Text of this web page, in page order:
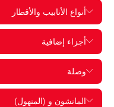
أنواع الأنابيب والأقطار
أجزاء إضافية
وصلة
المانشون و (المنهول)